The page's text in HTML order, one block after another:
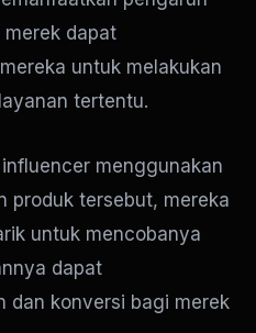
dapat
untuk melakukan
tertentu.
menggunakan
produk tersebut, mereka
untuk mencobanya
dapat
dan konversi bagi merek